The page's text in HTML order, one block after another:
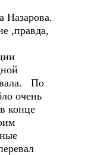
Назарова.
,правда,
По
очень
конце